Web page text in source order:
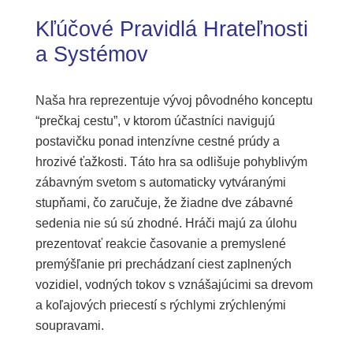
Kľúčové Pravidlá Hrateľnosti
a Systémov
Naša hra reprezentuje vývoj pôvodného konceptu
“prečkaj cestu”, v ktorom účastníci navigujú
postavičku ponad intenzívne cestné prúdy a
hrozivé ťažkosti. Táto hra sa odlišuje pohyblivým
zábavným svetom s automaticky vytváranými
stupňami, čo zaručuje, že žiadne dve zábavné
sedenia nie sú sú zhodné. Hráči majú za úlohu
prezentovať reakcie časovanie a premyslené
premýšľanie pri prechádzaní ciest zaplnených
vozidiel, vodných tokov s vznášajúcimi sa drevom
a koľajových priecestí s rýchlymi zrýchlenými
soupravami.